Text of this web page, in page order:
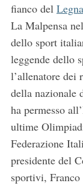
fianco del
La Malpensa
dello sport
leggende dello
l’allenatore dei
della nazionale
ha permesso
ultime
Federazione
presidente del
sportivi,